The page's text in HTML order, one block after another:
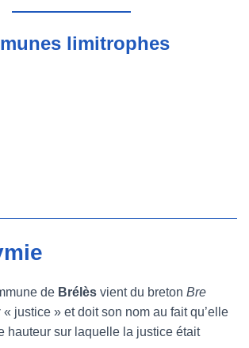
limitrophes
de Brélès vient du breton Bre
« justice » et doit son nom au fait qu’elle
hauteur sur laquelle la justice était